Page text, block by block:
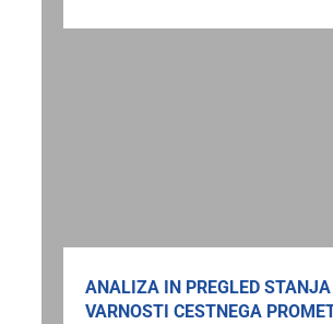
ANALIZA IN PREGLED STANJA
VARNOSTI CESTNEGA